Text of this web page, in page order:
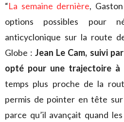
“La semaine dernière,
options possibles pour
anticyclonique sur la route
Globe :Jean Le Cam, suivi
opté pour une trajectoire à
temps plus proche de la
permis de pointer en tête sur
parce qu’il avançait quand